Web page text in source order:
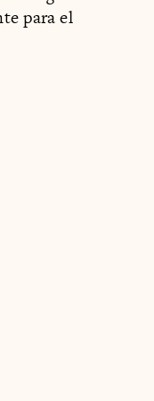
para el